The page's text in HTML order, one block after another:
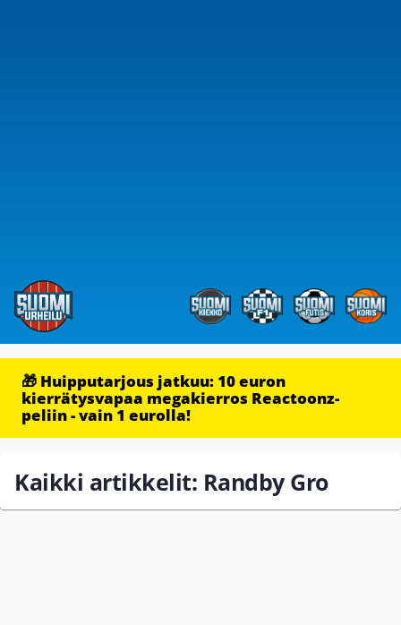
🎁 Huipputarjous jatkuu: 10 euron
kierrätysvapaa megakierros Reactoonz-
peliin - vain 1 eurolla!
Kaikki artikkelit: Randby Gro